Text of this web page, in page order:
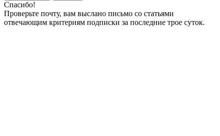
Спасибо!
Проверьте почту, вам выслано письмо со статьями
отвечающим критериям подписки за последние трое суток.